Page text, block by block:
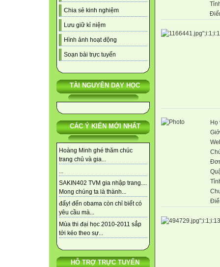
Chia sẻ kinh nghiệm
Lưu giữ kỉ niệm
Hình ảnh hoạt động
Soạn bài trực tuyến
TÀI NGUYÊN DẠY HỌC
CÁC Ý KIẾN MỚI NHẤT
Hoàng Minh ghé thăm chúc
trang chủ và gia...
...
SAKIN402 TVM gia nhập trang....
Mong chúng ta là thành...
đấy! đến obama còn chỉ biết có
yêu cầu mà...
Mùa thi đại học 2010-2011 sắp
tới kéo theo sự...
HỖ TRỢ TRỰC TUYẾN
Họ